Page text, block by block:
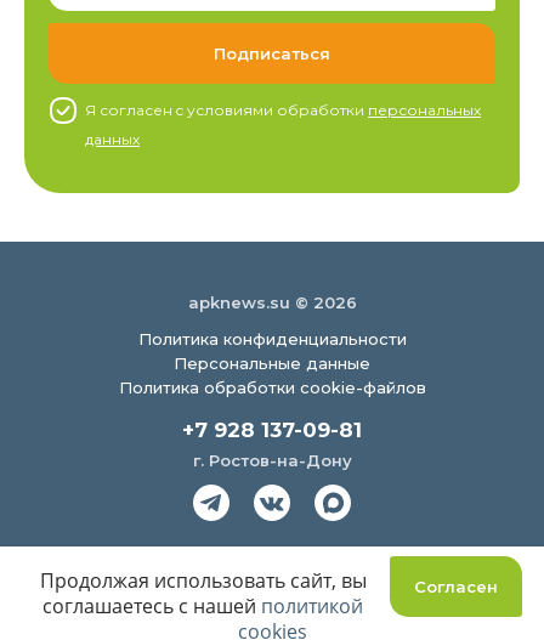
Я согласен c условиями обработки персональных
данных
apknews.su © 2026
Политика конфиденциальности
Персональные данные
Политика обработки cookie-файлов
+7 928 137-09-81
г. Ростов-на-Дону
Согласен
Продолжая использовать сайт, вы
соглашаетесь с нашей политикой
cookies